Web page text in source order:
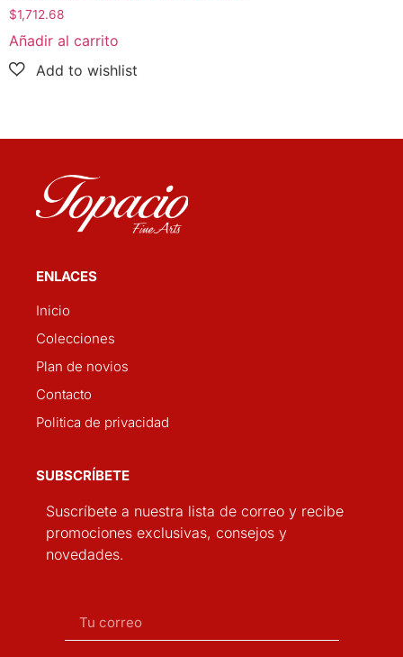
$1,712.68
Añadir al carrito
ENLACES
Inicio
Colecciones
Plan de novios
Contacto
Politica de privacidad
SUBSCRÍBETE
Suscríbete a nuestra lista de correo y recibe
promociones exclusivas, consejos y
novedades.